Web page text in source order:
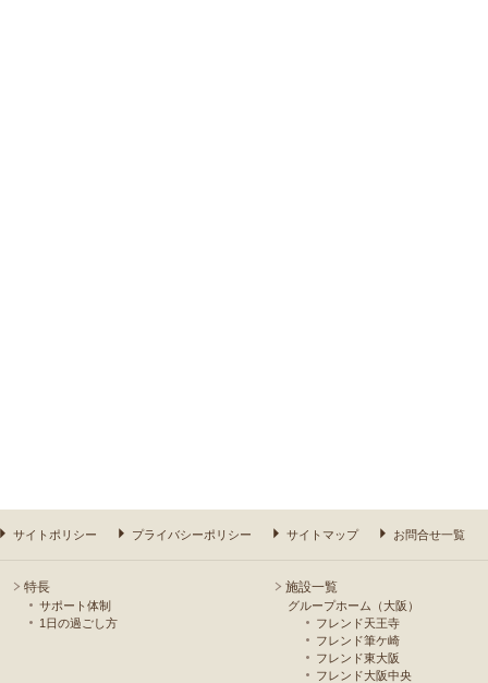
サイトポリシー プライバシーポリシー サイトマップ お問合せ一覧
特長
サポート体制
1日の過ごし方
施設一覧
グループホーム（大阪）
フレンド天王寺
フレンド筆ケ崎
フレンド東大阪
フレンド大阪中央